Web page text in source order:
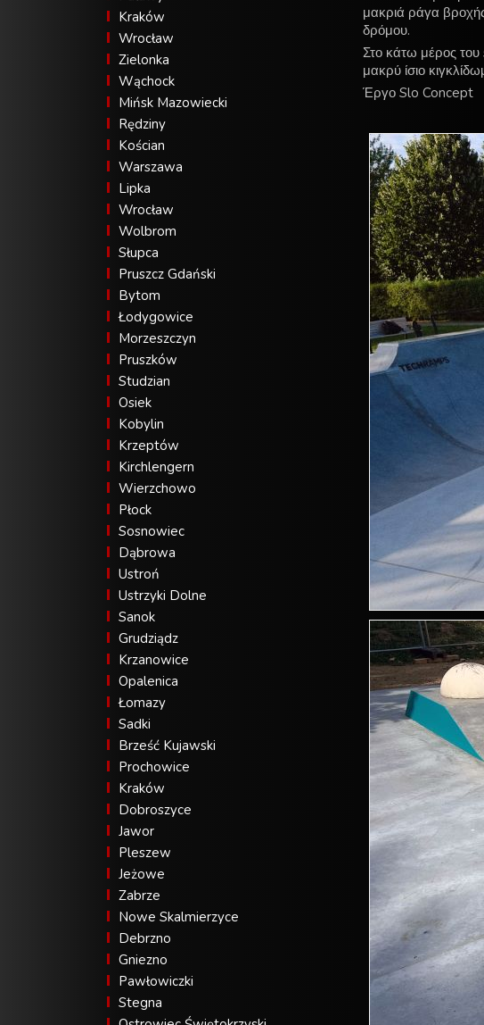
Kraków
Wrocław
Zielonka
Wąchock
Mińsk Mazowiecki
Rędziny
Kościan
Warszawa
Lipka
Wrocław
Wolbrom
Słupca
Pruszcz Gdański
Bytom
Łodygowice
Morzeszczyn
Pruszków
Studzian
Osiek
Kobylin
Krzeptów
Kirchlengern
Wierzchowo
Płock
Sosnowiec
Dąbrowa
Ustroń
Ustrzyki Dolne
Sanok
Grudziądz
Krzanowice
Opalenica
Łomazy
Sadki
Brześć Kujawski
Prochowice
Kraków
Dobroszyce
Jawor
Pleszew
Jeżowe
Zabrze
Nowe Skalmierzyce
Debrzno
Gniezno
Pawłowiczki
Stegna
μακριά ράγα
δρόμου.
Στο κάτω μέρος
μακρύ ίσιο
Έργο Slo Concept